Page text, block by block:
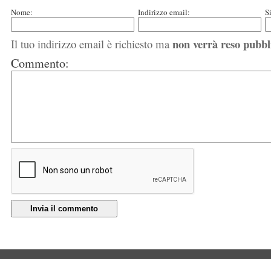
Nome: Indirizzo email:
Il tuo indirizzo email è richiesto ma non verrà reso
Commento:
Invia il commento